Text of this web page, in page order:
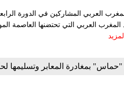
العربي المشاركين في الدورة
العربي التي تحتضنها العاصمة
المزيد
بمغادرة المعابر وتسليمها